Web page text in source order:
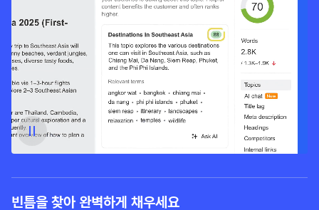
빈틈을 찾아 완벽하게 채우세요